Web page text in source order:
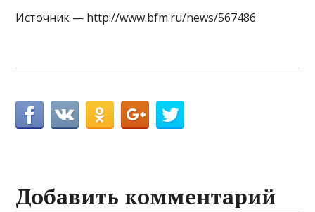
Источник — http://www.bfm.ru/news/567486
Добавить комментарий